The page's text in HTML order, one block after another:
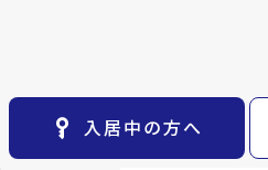
検索条件
閲覧履歴
key_vertical 入居中の方へ
種別／構造 賃貸マンション